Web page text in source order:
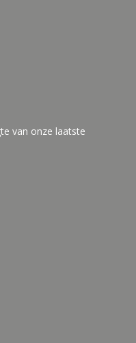
van onze laatste